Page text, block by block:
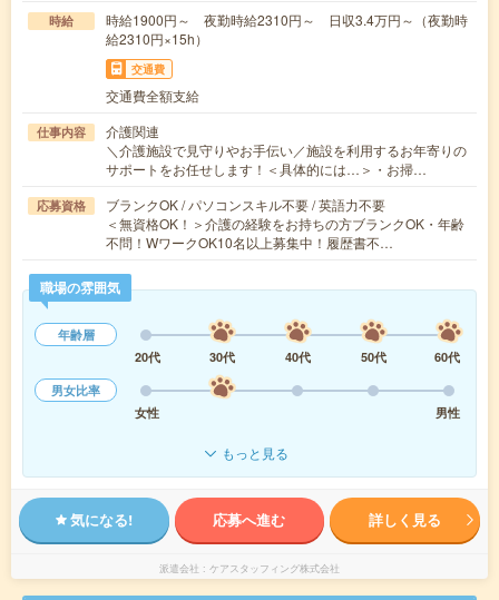
時給
時給1900円～ 夜勤時給2310円～ 日収3.4万円～（夜勤時
給2310円×15h）
交通費
交通費全額支給
仕事内容
介護関連
＼介護施設で見守りやお手伝い／施設を利用するお年寄りの
サポートをお任せします！＜具体的には…＞・お掃…
応募資格
ブランクOK / パソコンスキル不要 / 英語力不要
＜無資格OK！＞介護の経験をお持ちの方ブランクOK・年齢
不問！WワークOK10名以上募集中！履歴書不…
職場の雰囲気
年齢層
20代
30代 40代 50代
60代
男女比率
女性
男性
もっと見る
気になる! 応募へ進む 詳しく見る
派遣会社 ケアスタッフィング株式会社